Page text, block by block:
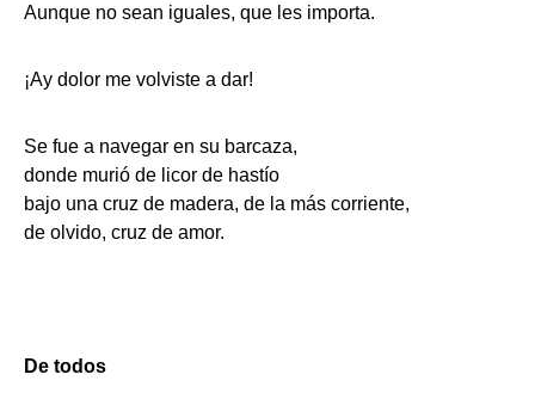
Aunque no sean iguales, que les importa.
¡Ay dolor me volviste a dar!
Se fue a navegar en su barcaza,
donde murió de licor de hastío
bajo una cruz de madera, de la más corriente,
de olvido, cruz de amor.
De todos